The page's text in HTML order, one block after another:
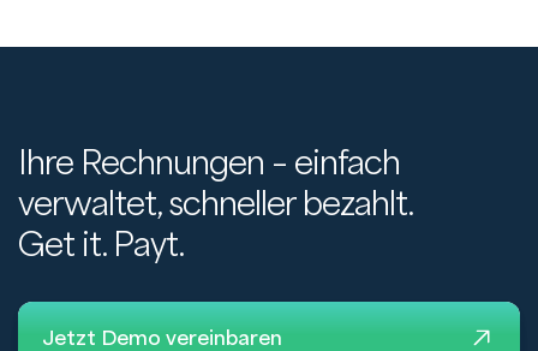
Ihre Rechnungen – einfach
verwaltet, schneller bezahlt.
Get it. Payt.
Jetzt Demo vereinbaren